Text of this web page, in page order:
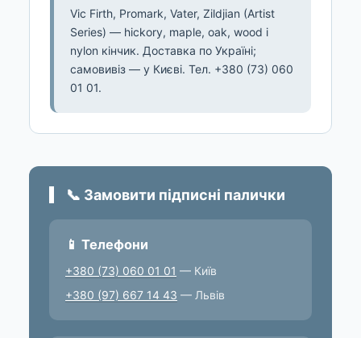
Vic Firth, Promark, Vater, Zildjian (Artist
Series) — hickory, maple, oak, wood і
nylon кінчик. Доставка по Україні;
самовивіз — у Києві. Тел. +380 (73) 060
01 01.
📞 Замовити підписні палички
📱 Телефони
+380 (73) 060 01 01 — Київ
+380 (97) 667 14 43 — Львів